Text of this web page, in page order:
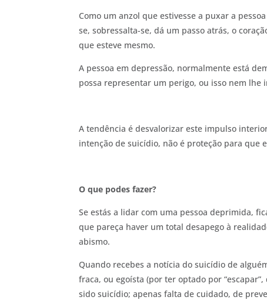
Como um anzol que estivesse a puxar a
se, sobressalta-se, dá um passo atrás, o
que esteve mesmo.
A pessoa em depressão, normalmente está
possa representar um perigo, ou isso nem lhe
A tendência é desvalorizar este impulso
intenção de suicídio, não é proteção para que
O que podes fazer?
Se estás a lidar com uma pessoa deprimida,
que pareça haver um total desapego à
abismo.
Quando recebes a notícia do suicídio de
fraca, ou egoísta (por ter optado por
sido suicídio; apenas falta de cuidado, de